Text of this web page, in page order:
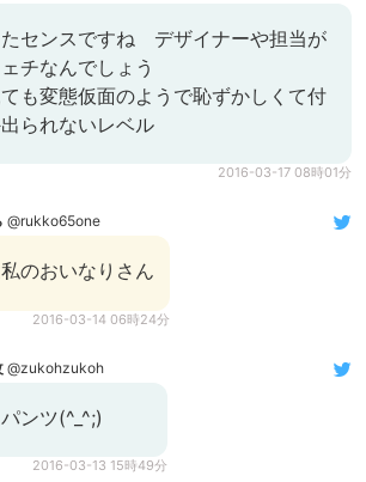
センスですね デザイナーや担当が
チなんでしょう
も変態仮面のようで恥ずかしくて付
られないレベル
2016-03-17 08時01分
@rukko65one
のおいなりさん
2016-03-14 06時24分
@zukohzukoh
ンツ(^_^;)
2016-03-13 15時49分